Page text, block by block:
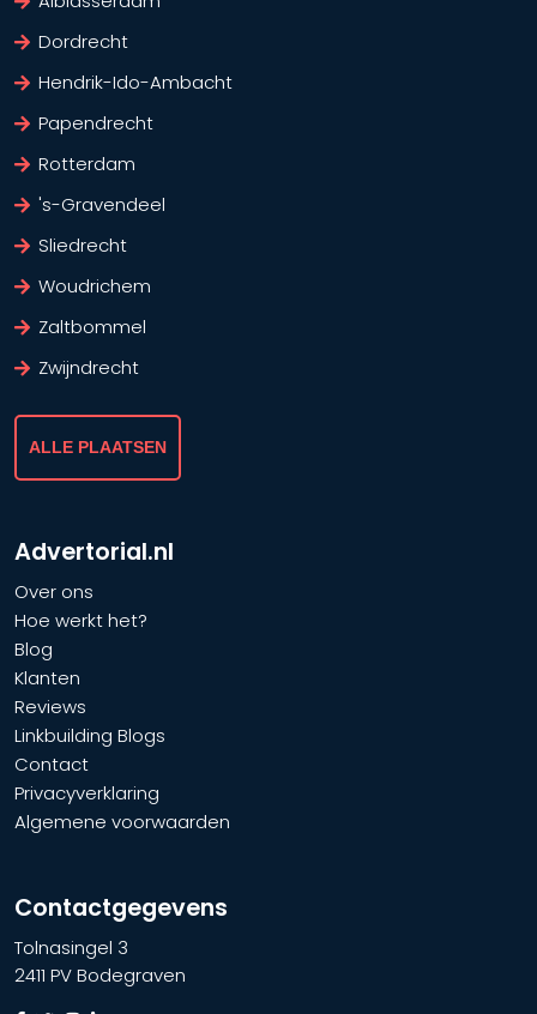
Advertorial.nl
Over ons
Hoe werkt het?
Blog
Klanten
Reviews
Linkbuilding Blogs
Contact
Privacyverklaring
Algemene voorwaarden
Dordrecht
Hendrik-Ido-Ambacht
Papendrecht
Rotterdam
's-Gravendeel
Sliedrecht
Woudrichem
Zaltbommel
Zwijndrecht
ALLE PLAATSEN
Contactgegevens
Tolnasingel 3
2411 PV Bodegraven